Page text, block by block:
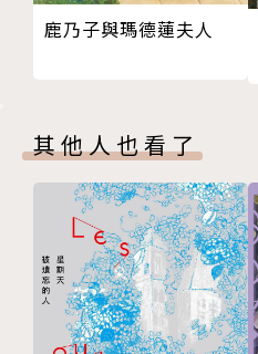
23
27
28
31
32
鹿乃子與瑪德蓮夫人
其他人也看了